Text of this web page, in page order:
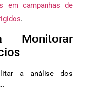
em campanhas de
.
Monitorar
a análise dos